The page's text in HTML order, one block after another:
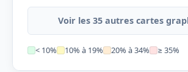
Voir les 35 autres cartes
< 10% 10% à 19% 20% à 34% ≥ 35%